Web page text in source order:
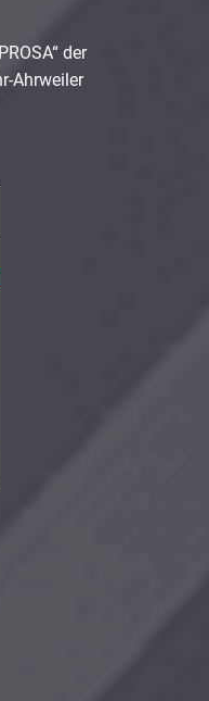
der
Ahrweiler